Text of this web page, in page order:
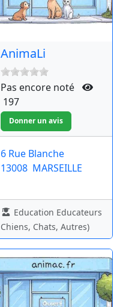
AnimaLi
Pas encore noté
197
6 Rue Blanche
13008 MARSEILLE
Education Educateurs
Chiens, Chats, Autres)